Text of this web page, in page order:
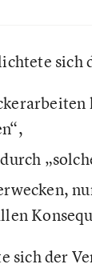
sich
durch
sich der